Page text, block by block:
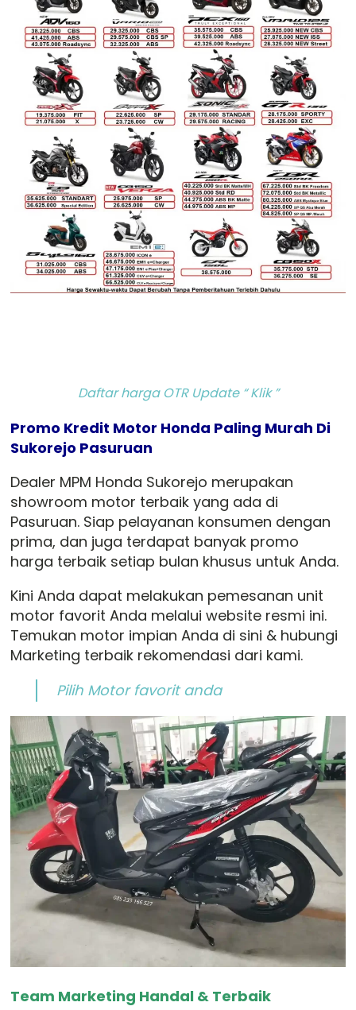
Daftar harga OTR Update “ Klik ”
Promo Kredit Motor Honda Paling Murah Di
Sukorejo Pasuruan
Dealer MPM Honda Sukorejo merupakan
showroom motor terbaik yang ada di
Pasuruan. Siap pelayanan konsumen dengan
prima, dan juga terdapat banyak promo
harga terbaik setiap bulan khusus untuk Anda.
Kini Anda dapat melakukan pemesanan unit
motor favorit Anda melalui website resmi ini.
Temukan motor impian Anda di sini & hubungi
Marketing terbaik rekomendasi dari kami.
Pilih Motor favorit anda
Team Marketing Handal & Terbaik